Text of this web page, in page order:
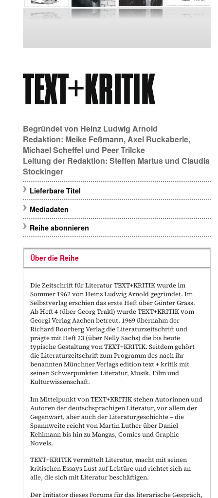
Begründet von Heinz Ludwig Arnold
Redaktion: Meike Feßmann,Axel Ruckaberle,
Michael Scheffel und Peer Trilcke
Leitung der Redaktion: Steffen Martus und Claudia
Stockinger
Lieferbare Titel
Mediadaten
Reihe abonnieren
Über die Reihe
Die Zeitschrift für Literatur TEXT+KRITIK wurde im
Sommer 1962 von Heinz Ludwig Arnold gegründet. Im
Selbstverlag erschien das erste Heft über Günter Grass.
Ab Heft 4 (über Georg Trakl) wurde TEXT+KRITIK vom
Georgi Verlag Aachen betreut. 1969 übernahm der
Richard Boorberg Verlag die Literaturzeitschrift und
prägte mit Heft 23 (über Nelly Sachs) die bis heute
typische Gestaltung von TEXT+KRITIK. Seitdem gehört
die Literaturzeitschrift zum Programm des nach ihr
benannten Münchner Verlags edition text + kritik mit
seinen Schwerpunkten Literatur, Musik, Film und
Kulturwissenschaft.
Im Mittelpunkt von TEXT+KRITIK stehen Autorinnen und
Autoren der deutschsprachigen Literatur, vor allem der
Gegenwart, aber auch der Literaturgeschichte – die
Spannweite reicht von Martin Luther über Daniel
Kehlmann bis hin zu Mangas, Comics und Graphic
Novels.
TEXT+KRITIK vermittelt Literatur, macht mit seinen
kritischen Essays Lust auf Lektüre und richtet sich an
alle, die sich mit Literatur beschäftigen.
Der Initiator dieses Forums für das literarische Gespräch,